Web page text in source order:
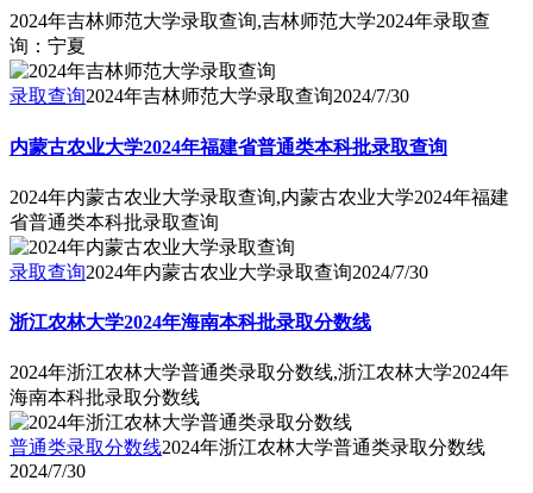
2024年吉林师范大学录取查询,吉林师范大学2024年录取查
询：宁夏
录取查询2024年吉林师范大学录取查询2024/7/30
内蒙古农业大学2024年福建省普通类本科批录取查询
2024年内蒙古农业大学录取查询,内蒙古农业大学2024年福建
省普通类本科批录取查询
录取查询2024年内蒙古农业大学录取查询2024/7/30
浙江农林大学2024年海南本科批录取分数线
2024年浙江农林大学普通类录取分数线,浙江农林大学2024年
海南本科批录取分数线
普通类录取分数线2024年浙江农林大学普通类录取分数线
2024/7/30